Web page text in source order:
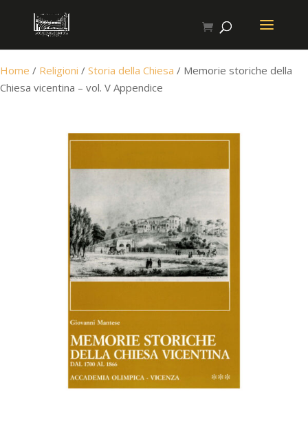
Home / Religioni / Storia della Chiesa / Memorie storiche della
Chiesa vicentina – vol. V Appendice